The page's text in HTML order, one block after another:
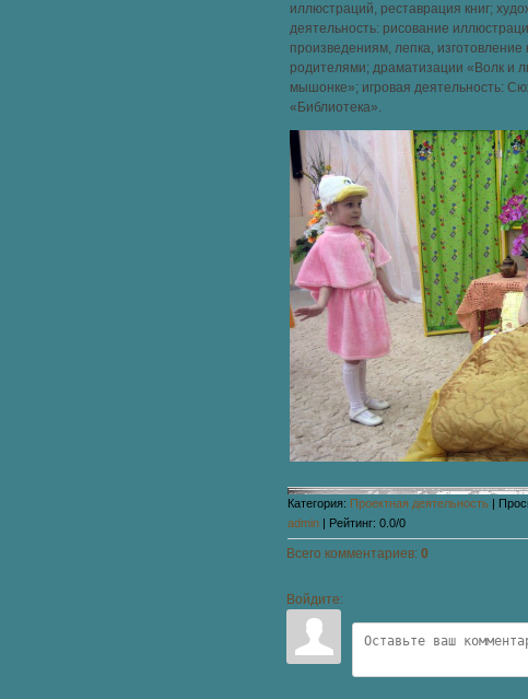
иллюстраций, реставрация книг;
деятельность: рисование
произведениям, лепка,
родителями; драматизации «Волк и
мышонке»; игровая деятельность:
«Библиотека».
Категория: Проектная деятельность |
admin | Рейтинг: 0.0/0
Всего комментариев: 0
Войдите: